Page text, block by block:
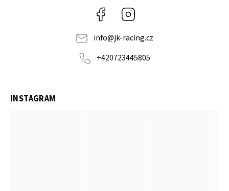
Facebook
info@jk-racing.cz
+420723445805
INSTAGRAM